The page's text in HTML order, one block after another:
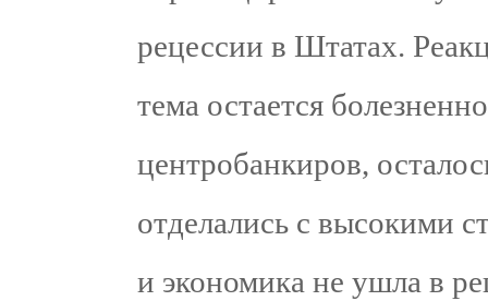
рецессии в Штатах.
тема остается
центробанкиров,
отделались с высокими
и экономика не ушла в